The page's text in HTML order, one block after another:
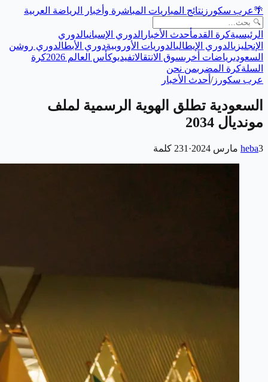
🌴عرب سكورز نتائج المباريات المباشرة وأخبار الرياضة العربية
الرئيسيةكرة القدمأحدث الأخبار الدوري الإسبانيالدوري
الإنجليزيالدوري الإيطاليالدوريات الأوروبيةدوري الأبطالدوري روشن
السعوديرياضات أخرىسوق الانتقالاتفيديوكأس العالم 2026
كرة
السلةكرة المضربمن نحن
عرب سكورز/ أحدث الأخبار
السعودية تطلق الهوية الرسمية لملف
مونديال 2034
heba3 مارس 2024 ·
231 كلمة